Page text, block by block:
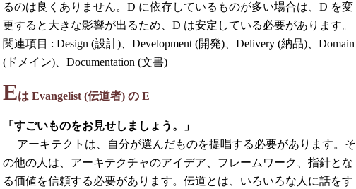
るのは良くありません。D に依存しているものが多い場合は、D を変
更すると大きな影響が出るため、D は安定している必要があります。
関連項目 : Design (設計)、Development (開発)、Delivery (納品)、Domain
(ドメイン)、Documentation (文書)
Eは Evangelist (伝道者) の E
「すごいものをお見せしましょう。」
アーキテクトは、自分が選んだものを提唱する必要があります。そ
の他の人は、アーキテクチャのアイデア、フレームワーク、指針とな
る価値を信頼する必要があります。伝道とは、いろいろな人に話をす